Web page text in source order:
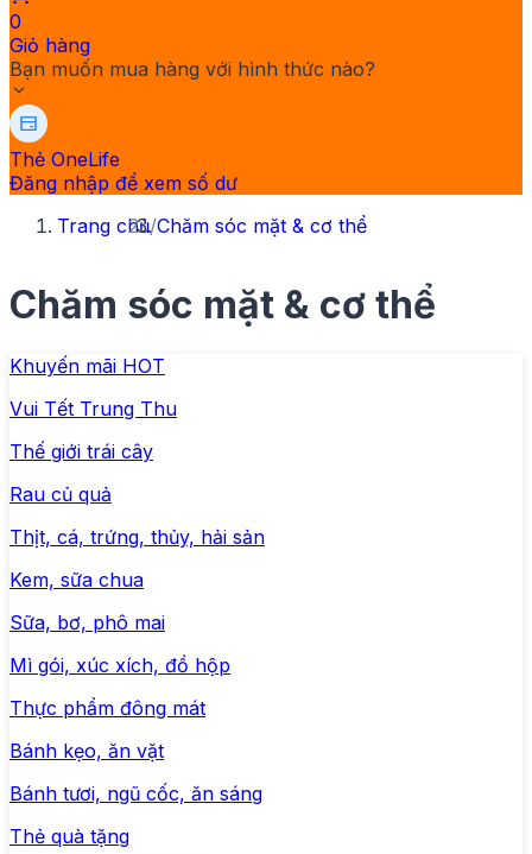
0
Giỏ hàng
Bạn muốn mua hàng với hình thức nào?
Thẻ OneLife
Đăng nhập để xem số dư
Trang chủ/Chăm sóc mặt & cơ thể
Chăm sóc mặt & cơ thể
Khuyến mãi HOT
Vui Tết Trung Thu
Thế giới trái cây
Rau củ quả
Thịt, cá, trứng, thủy, hải sản
Kem, sữa chua
Sữa, bơ, phô mai
Mì gói, xúc xích, đồ hộp
Thực phẩm đông mát
Bánh kẹo, ăn vặt
Bánh tươi, ngũ cốc, ăn sáng
Thẻ quà tặng